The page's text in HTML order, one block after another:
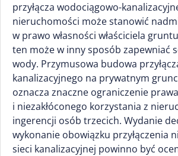
przyłącza wodociągowo-
nieruchomości może stanowić
w prawo własności właściciela
ten może w inny sposób zapewniać
wody. Przymusowa budowa
kanalizacyjnego na prywatnym
oznacza znaczne ograniczenie
i niezakłóconego korzystania z
ingerencji osób trzecich. Wydanie
wykonanie obowiązku przyłączenia
sieci kanalizacyjnej powinno być